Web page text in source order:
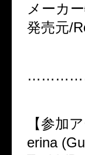
メーカ
発売元/
【参加
erina